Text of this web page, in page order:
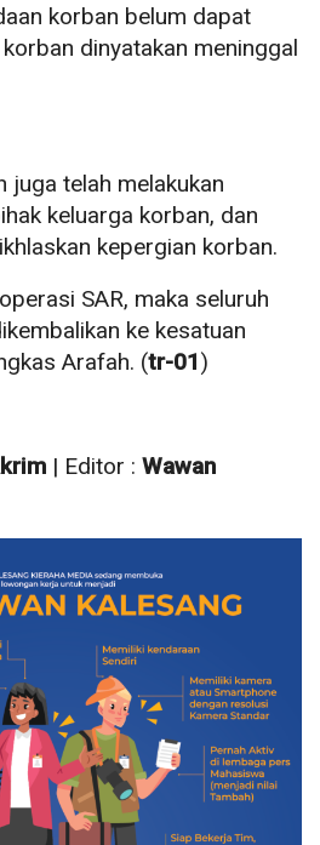
korban belum dapat
dinyatakan meninggal
juga telah melakukan
keluarga korban, dan
kepergian korban.
SAR, maka seluruh
ke kesatuan
Arafah. (tr-01)
| Editor : Wawan